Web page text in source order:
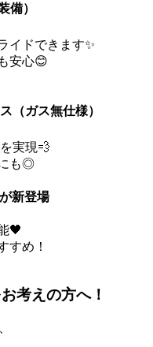
備）
イドできます✨
安心😊
（ガス無仕様）
を実現💨
も◎
新登場
🖤
すめ！
考えの方へ！